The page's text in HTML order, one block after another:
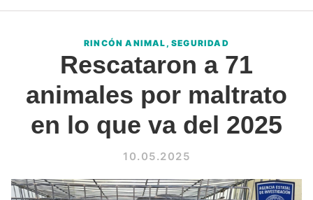
Conéctate
la
frontera
RINCÓN ANIMAL ,SEGURIDAD
Rescataron a 71
animales por maltrato
en lo que va del 2025
10.05.2025